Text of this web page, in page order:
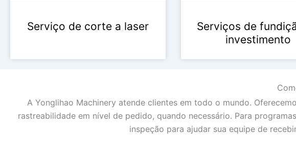
Serviço de corte a laser
Serviços de
investimento
A Yonglihao Machinery atende clientes em todo o mundo.
rastreabilidade em nível de pedido, quando necessário. Para
inspeção para ajudar sua equipe de